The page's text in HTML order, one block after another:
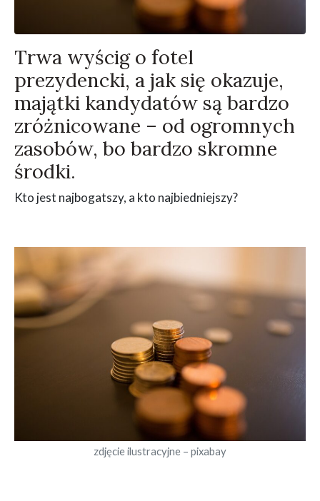
Trwa wyścig o fotel
prezydencki, a jak się okazuje,
majątki kandydatów są bardzo
zróżnicowane – od ogromnych
zasobów, bo bardzo skromne
środki.
Kto jest najbogatszy, a kto najbiedniejszy?
zdjęcie ilustracyjne – pixabay